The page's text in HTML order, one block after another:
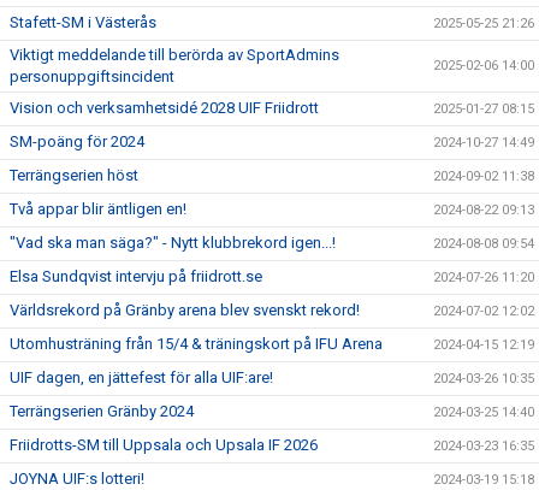
Stafett-SM i Västerås 2025-05-25 21:26
Viktigt meddelande till berörda av SportAdmins
personuppgiftsincident
2025-02-06 14:00
Vision och verksamhetsidé 2028 UIF Friidrott 2025-01-27 08:15
SM-poäng för 2024 2024-10-27 14:49
Terrängserien höst 2024-09-02 11:38
Två appar blir äntligen en! 2024-08-22 09:13
"Vad ska man säga?" - Nytt klubbrekord igen...! 2024-08-08 09:54
Elsa Sundqvist intervju på friidrott.se 2024-07-26 11:20
Världsrekord på Gränby arena blev svenskt rekord! 2024-07-02 12:02
Utomhusträning från 15/4 & träningskort på IFU Arena 2024-04-15 12:19
UIF dagen, en jättefest för alla UIF:are! 2024-03-26 10:35
Terrängserien Gränby 2024 2024-03-25 14:40
Friidrotts-SM till Uppsala och Upsala IF 2026 2024-03-23 16:35
JOYNA UIF:s lotteri! 2024-03-19 15:18